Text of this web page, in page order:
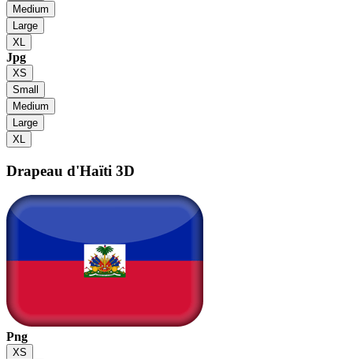
Medium
Large
XL
Jpg
XS
Small
Medium
Large
XL
Drapeau d'Haïti 3D
Png
XS